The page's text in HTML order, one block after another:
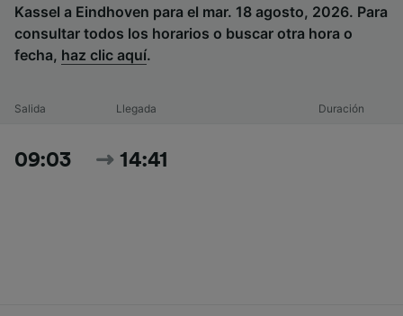
Kassel a Eindhoven para el mar. 18 agosto, 2026. Para
consultar todos los horarios o buscar otra hora o
fecha, haz clic aquí.
Salida Llegada Duración
09:03 14:41